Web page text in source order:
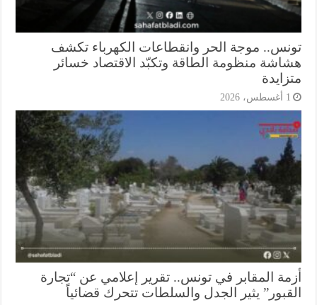
موجة الحر وانقطاعات الكهرباء تكشف
منظومة الطاقة وتكبّد الاقتصاد خسائر
المقابر في تونس.. تقرير إعلامي عن “تجارة
يثير الجدل والسلطات تتحرك قضائياً